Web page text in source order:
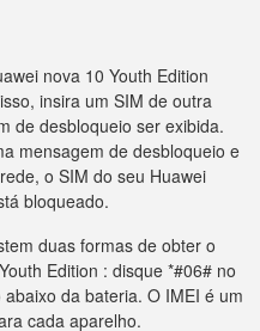
nova 10 Youth Edition
insira um SIM de outra
de desbloqueio ser exibida.
mensagem de desbloqueio e
o SIM do seu Huawei
bloqueado.
duas formas de obter o
Edition : disque *#06# no
da bateria. O IMEI é um
cada aparelho.